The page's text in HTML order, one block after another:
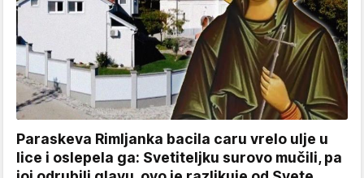
Paraskeva Rimljanka bacila caru vrelo ulje u
lice i oslepela ga: Svetiteljku surovo mučili, pa